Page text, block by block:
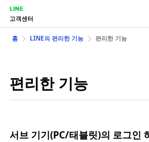
LINE
고객센터
홈 LINE의 편리한 기능 편리한 기능
편리한 기능
서브 기기(PC/태블릿)의 로그인